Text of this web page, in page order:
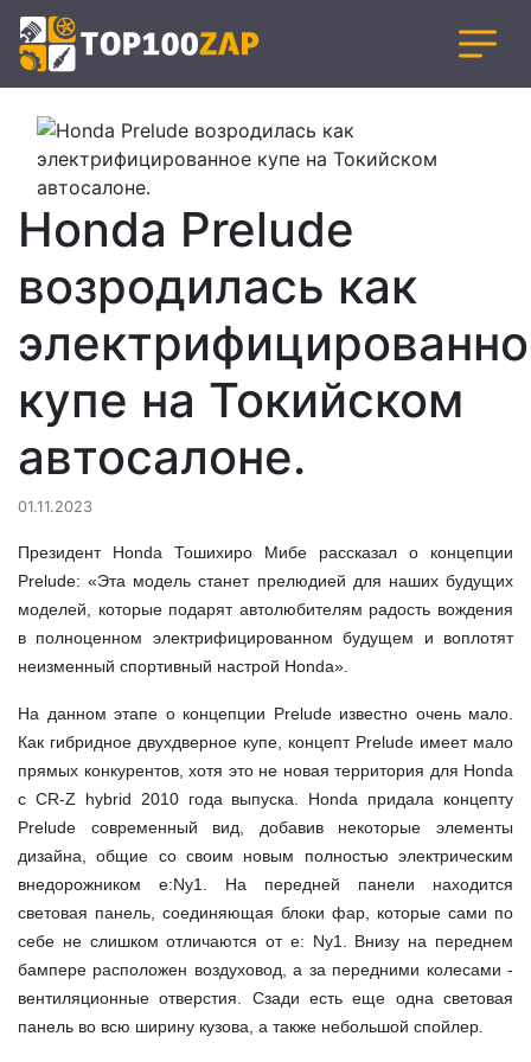
Honda Prelude
возродилась как
купе на Токийском
автосалоне.
01.11.2023
Президент Honda Тошихиро Мибе рассказал о концепции
Prelude: «Эта модель станет прелюдией для наших будущих
моделей, которые подарят автолюбителям радость вождения
в полноценном электрифицированном будущем и воплотят
неизменный спортивный настрой Honda».
На данном этапе о концепции Prelude известно очень мало.
Как гибридное двухдверное купе, концепт Prelude имеет мало
прямых конкурентов, хотя это не новая территория для Honda
с CR-Z hybrid 2010 года выпуска. Honda придала концепту
Prelude современный вид, добавив некоторые элементы
дизайна, общие со своим новым полностью электрическим
внедорожником e:Ny1. На передней панели находится
световая панель, соединяющая блоки фар, которые сами по
себе не слишком отличаются от e: Ny1. Внизу на переднем
бампере расположен воздуховод, а за передними колесами -
вентиляционные отверстия. Сзади есть еще одна световая
панель во всю ширину кузова, а также небольшой спойлер.